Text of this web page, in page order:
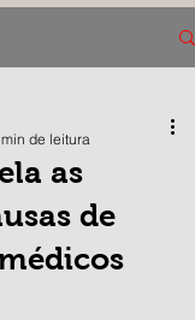
as
de
de leitura